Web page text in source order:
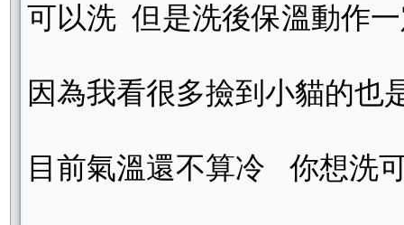
可以洗 但是洗後保溫動作
因為我看很多撿到小貓的
目前氣溫還不算冷 你想洗